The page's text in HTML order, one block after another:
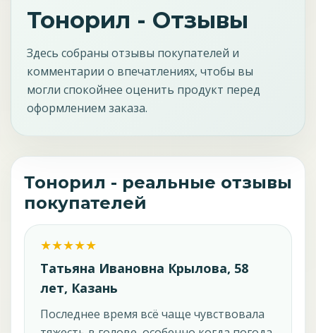
Тонорил - Отзывы
Здесь собраны отзывы покупателей и
комментарии о впечатлениях, чтобы вы
могли спокойнее оценить продукт перед
оформлением заказа.
Тонорил - реальные отзывы
покупателей
Татьяна Ивановна Крылова, 58
лет, Казань
Последнее время всё чаще чувствовала